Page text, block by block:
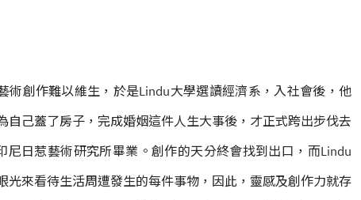
術創作難以維生，於是Lindu大學選讀經濟系，入社會後，他
己蓋了房子，完成婚姻這件人生大事後，才正式跨出步伐去
日惹藝術研究所畢業。 創作的天分終會找到出口，而Lindu
來看待生活周遭發生的每件事物，因此，靈感及創作力就存